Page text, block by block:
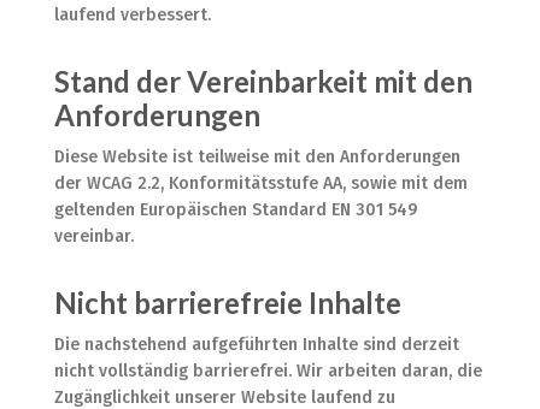
laufend verbessert.
Stand der Vereinbarkeit mit den
Anforderungen
Diese Website ist teilweise mit den Anforderungen
der WCAG 2.2, Konformitätsstufe AA, sowie mit dem
geltenden Europäischen Standard EN 301 549
vereinbar.
Nicht barrierefreie Inhalte
Die nachstehend aufgeführten Inhalte sind derzeit
nicht vollständig barrierefrei. Wir arbeiten daran, die
Zugänglichkeit unserer Website laufend zu